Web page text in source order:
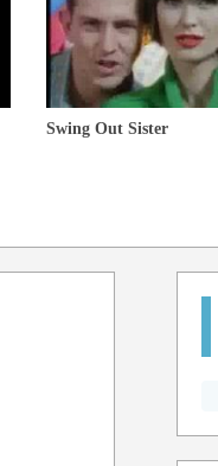
Swing Out Sister